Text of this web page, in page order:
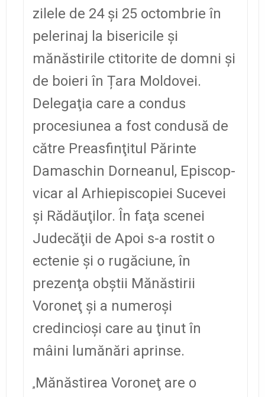
zilele de 24 şi 25 octombrie în
pelerinaj la bisericile și
mănăstirile ctitorite de domni și
de boieri în Țara Moldovei.
Delegaţia care a condus
procesiunea a fost condusă de
către Preasfinţitul Părinte
Damaschin Dorneanul, Episcop-
vicar al Arhiepiscopiei Sucevei
şi Rădăuţilor. În faţa scenei
Judecăţii de Apoi s-a rostit o
ectenie şi o rugăciune, în
prezenţa obştii Mănăstirii
Voroneţ şi a numeroşi
credincioşi care au ţinut în
mâini lumănări aprinse.
„Mănăstirea Voroneţ are o